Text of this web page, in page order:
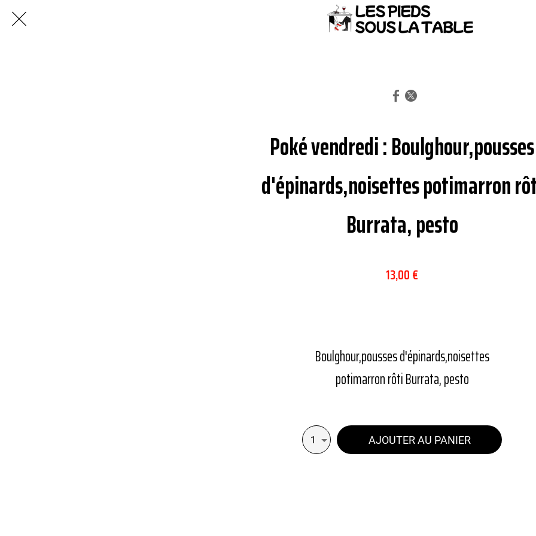
Poké vendredi : Boulghour,pousses
d'épinards,noisettes potimarron
Burrata, pesto
13,00 €
Boulghour,pousses d'épinards,noisettes
potimarron rôti Burrata, pesto
1 AJOUTER AU PANIER